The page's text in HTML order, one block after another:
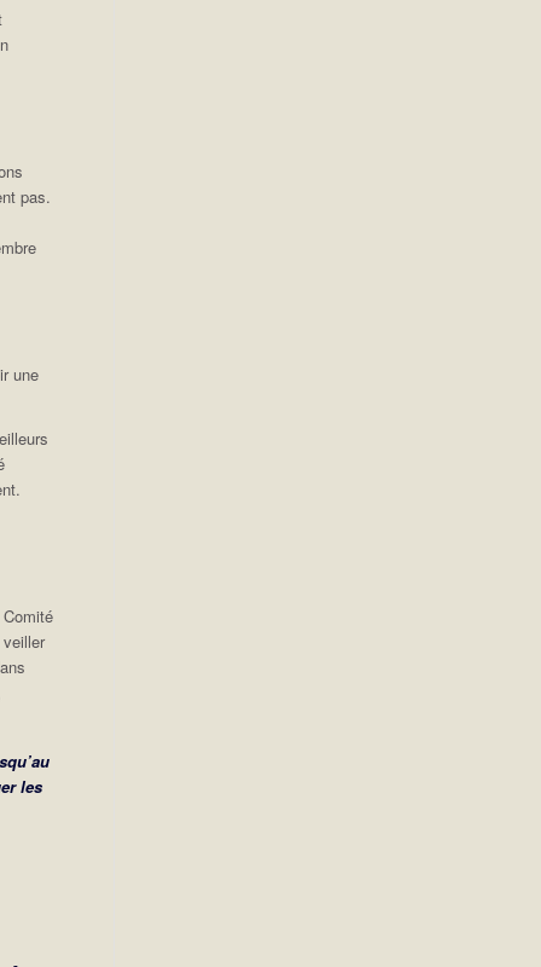
pas.
une
les